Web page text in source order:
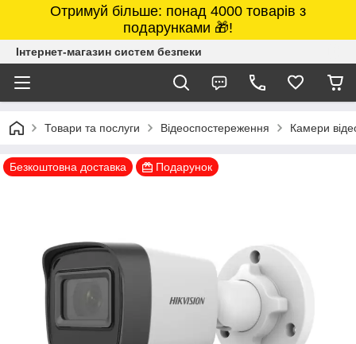
Отримуй більше: понад 4000 товарів з
подарунками 🎁!
Інтернет-магазин систем безпеки
Товари та послуги Відеоспостереження Камери
Безкоштовна доставка Подарунок